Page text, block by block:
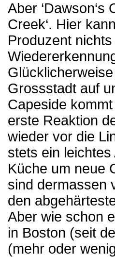
Aber ‘Dawson‘s
Creek‘. Hier
Produzent
Grossstadt auf
Capeside
erste Reaktion
wieder vor die
stets ein
Küche um neue
sind dermassen
den
Aber wie schon
in Boston (seit
(mehr oder